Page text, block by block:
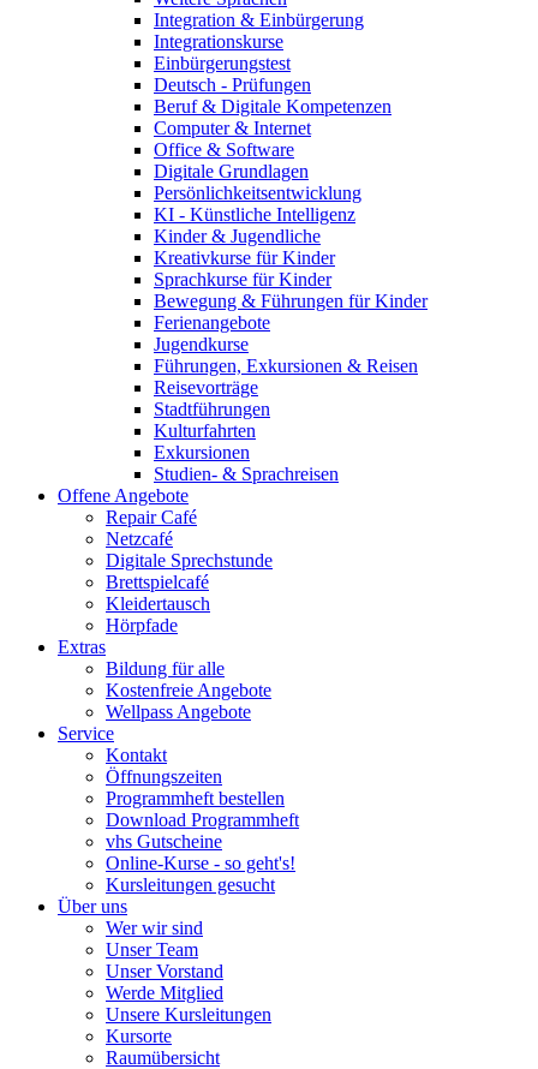
Integration & Einbürgerung
Integrationskurse
Einbürgerungstest
Deutsch - Prüfungen
Beruf & Digitale Kompetenzen
Computer & Internet
Office & Software
Digitale Grundlagen
Persönlichkeitsentwicklung
KI - Künstliche Intelligenz
Kinder & Jugendliche
Kreativkurse für Kinder
Sprachkurse für Kinder
Bewegung & Führungen für Kinder
Ferienangebote
Jugendkurse
Führungen, Exkursionen & Reisen
Reisevorträge
Stadtführungen
Kulturfahrten
Exkursionen
Studien- & Sprachreisen
Offene Angebote
Repair Café
Netzcafé
Digitale Sprechstunde
Brettspielcafé
Kleidertausch
Hörpfade
Extras
Bildung für alle
Kostenfreie Angebote
Wellpass Angebote
Service
Kontakt
Öffnungszeiten
Programmheft bestellen
Download Programmheft
vhs Gutscheine
Online-Kurse - so geht's!
Kursleitungen gesucht
Über uns
Wer wir sind
Unser Team
Unser Vorstand
Werde Mitglied
Unsere Kursleitungen
Kursorte
Raumübersicht